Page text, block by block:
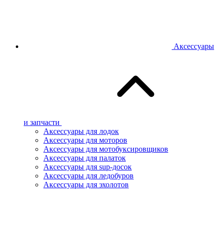
Аксессуары
и запчасти
Аксессуары для лодок
Аксессуары для моторов
Аксессуары для мотобуксировщиков
Аксессуары для палаток
Аксессуары для sup-досок
Аксессуары для ледобуров
Аксессуары для эхолотов